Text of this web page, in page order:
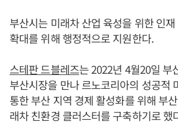
부산시는 미래차 산업 육성을 위한 인
확대를 위해 행정적으로 지원한다.
스테판 드블레즈는 2022년 4월20일 부
부산시장을 만나 르노코리아의 성공적
통한 부산 지역 경제 활성화를 위해 부
래차 친환경 클러스터를 구축하기로 했